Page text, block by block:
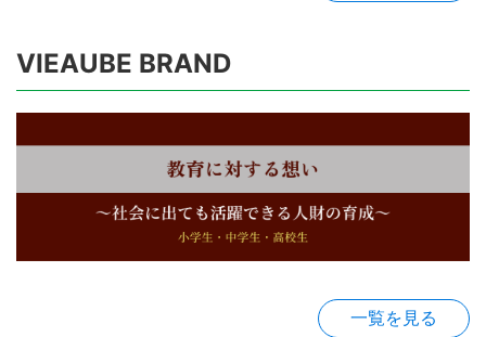
VIEAUBE BRAND
一覧を見る